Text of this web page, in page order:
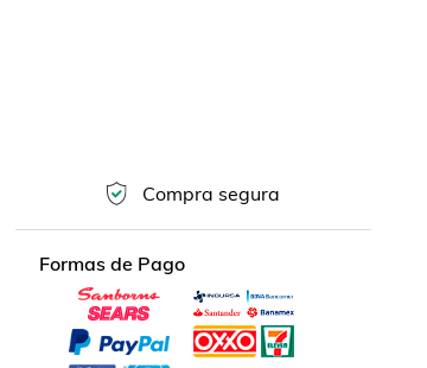
Compra segura
Formas de Pago